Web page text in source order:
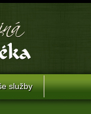
služby